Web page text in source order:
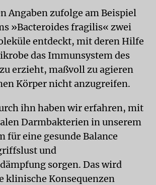
Angaben zufolge am Beispiel
»Bacteroides fragilis« zwei
entdeckt, mit deren Hilfe
das Immunsystem des
erzieht, maßvoll zu agieren
Körper nicht anzugreifen.
ihn haben wir erfahren, mit
Darmbakterien in unserem
für eine gesunde Balance
und
sorgen. Das wird
klinische Konsequenzen